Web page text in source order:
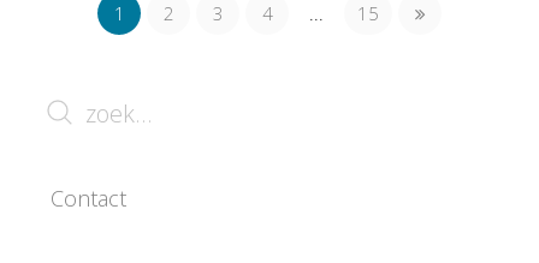
1 2 3 4 ... 15
Contact